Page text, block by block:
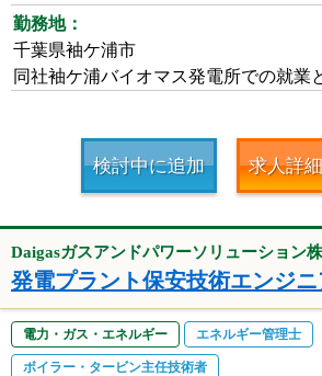
勤務地：
千葉県袖ケ浦市
同社袖ケ浦バイオマス発電所での就業
検討中に追加 求人詳
Daigasガスアンドパワーソリューション
発電プラント保安技術エンジニ
電力・ガス・エネルギー エネルギー管理士
ボイラー・タービン主任技術者